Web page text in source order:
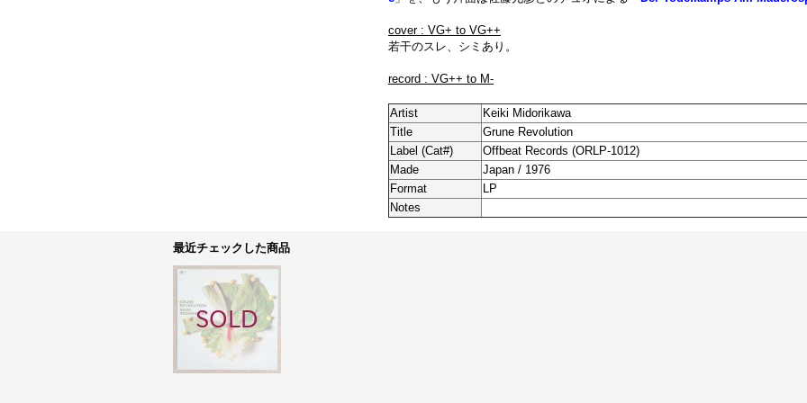
cover : VG+ to VG++
若干のスレ、シミあり。
record : VG++ to M-
Artist
Keiki Midorikawa
Title
Grune Revolution
Label (Cat#)
Offbeat Records (ORLP-1012)
Made
Japan / 1976
Format
LP
Notes
最近チェックした商品